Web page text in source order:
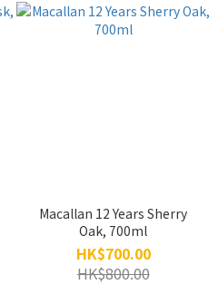
Macallan 12 Years Sherry
Oak, 700ml
HK$700.00
HK$800.00